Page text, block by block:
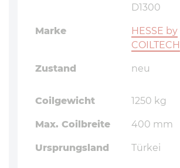
D1300
Marke
HESSE by
COILTECH
Zustand neu
Coilgewicht 1250 kg
Max. Coilbreite 400 mm
Ursprungsland Türkei